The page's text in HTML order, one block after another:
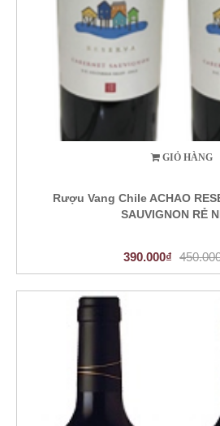
GIỎ HÀNG
Rượu Vang Chile ACHAO
SAUVIGNON RẺ
390.000₫